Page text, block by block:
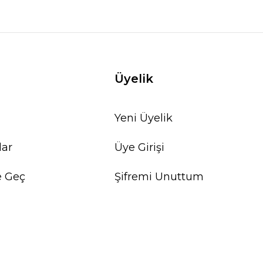
Geç
Üyelik
Yeni Üyelik
Üye Girişi
Şifremi Unuttum